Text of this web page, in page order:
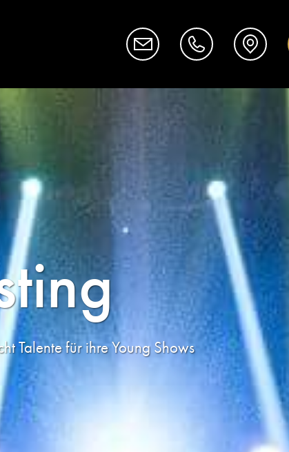
Talente für ihre Young Shows